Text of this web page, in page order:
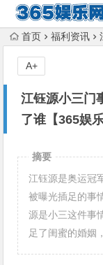
首页 福利资讯
江钰源小三门
了谁【365娱
A+
摘要
江钰源是奥运冠
被曝光插足的事
源是小三这件事
足了闺蜜的婚姻